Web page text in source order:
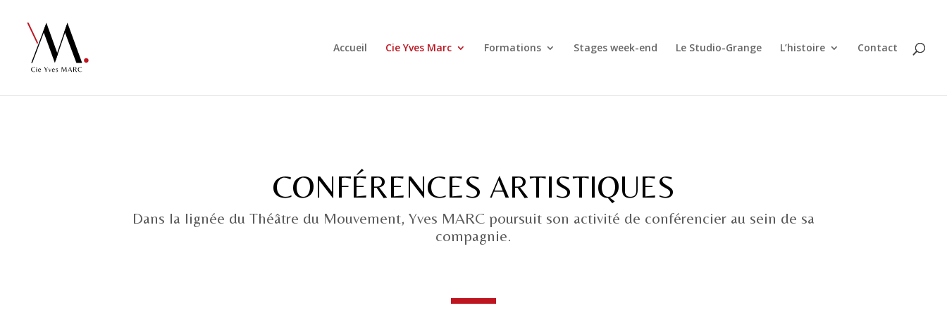
Accueil Cie Yves Marc Formations Stages week-end Le Studio-Grange L’histoire Contact
CONFÉRENCES ARTISTIQUES
Dans la lignée du Théâtre du Mouvement, Yves MARC poursuit son activité de conférencier au sein de sa
compagnie.